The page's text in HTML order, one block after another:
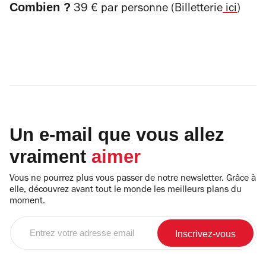
Combien ? 39 € par personne (Billetterie ici)
Un e-mail que vous allez
vraiment aimer
Vous ne pourrez plus vous passer de notre newsletter. Grâce à
elle, découvrez avant tout le monde les meilleurs plans du
moment.